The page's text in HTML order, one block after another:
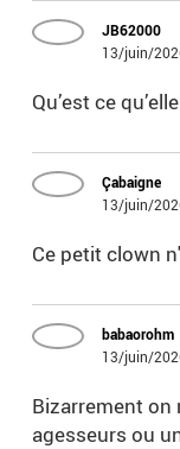
JB62000
13/juin/
Qu’est ce
Çabaigne
13/juin/
Ce petit clown
babaorohm
13/juin/
Bizarrement on
agesseurs ou